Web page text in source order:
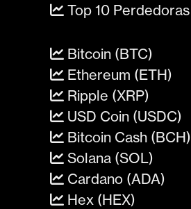
Top 10 Perdedoras
Bitcoin (BTC)
Ethereum (ETH)
Ripple (XRP)
USD Coin (USDC)
Bitcoin Cash (BCH)
Solana (SOL)
Cardano (ADA)
Hex (HEX)